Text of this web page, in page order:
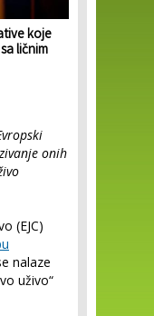
koje
ličnim
onih
(EJC)
nalaze
uživo“